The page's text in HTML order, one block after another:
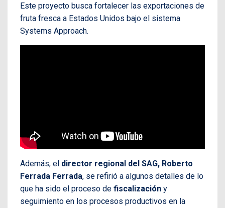
Este proyecto busca fortalecer las exportaciones de
fruta fresca a Estados Unidos bajo el sistema
Systems Approach.
Además, el director regional del SAG, Roberto
Ferrada Ferrada, se refirió a algunos detalles de lo
que ha sido el proceso de fiscalización y
seguimiento en los procesos productivos en la